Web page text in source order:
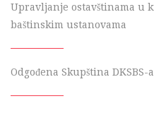
Upravljanje ostavštinama u
baštinskim ustanovama
Odgođena Skupština DKSBS-